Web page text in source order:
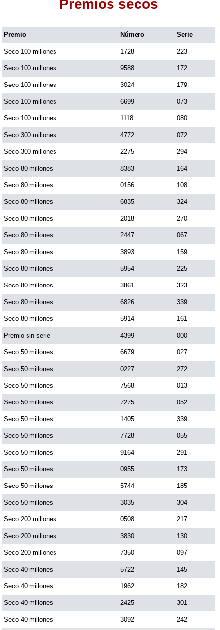
Dorado Tarde
Dorado Noche
Fantástica Día
Fantástica Noche
Motilon Tarde
Motilon Noche
Paisita Día
Paisita Noche
Paisita 3
Pick 3 Día
Pick 3 Noche
Pick 4 Día
Pick 4 Noche
Pijao de Oro
Saman de la suerte
Sinuano Día
Sinuano Noche
Super Chontico Noche
Premios secos
Premio Número Serie
Seco 100 millones 1728 223
Seco 100 millones 9588 172
Seco 100 millones 3024 179
Seco 100 millones 6699 073
Seco 100 millones 1118 080
Seco 300 millones 4772 072
Seco 300 millones 2275 294
Seco 80 millones 8383 164
Seco 80 millones 0156 108
Seco 80 millones 6835 324
Seco 80 millones 2018 270
Seco 80 millones 2447 067
Seco 80 millones 3893 159
Seco 80 millones 5954 225
Seco 80 millones 3861 323
Seco 80 millones 6826 339
Seco 80 millones 5914 161
Premio sin serie 4399 000
Seco 50 millones 6679 027
Seco 50 millones 0227 272
Seco 50 millones 7568 013
Seco 50 millones 7275 052
Seco 50 millones 1405 339
Seco 50 millones 7728 055
Seco 50 millones 9164 291
Seco 50 millones 0955 173
Seco 50 millones 5744 185
Seco 50 millones 3035 304
Seco 200 millones 0508 217
Seco 200 millones 3830 130
Seco 200 millones 7350 097
Seco 40 millones 5722 145
Seco 40 millones 1962 182
Seco 40 millones 2425 301
Seco 40 millones 3092 242